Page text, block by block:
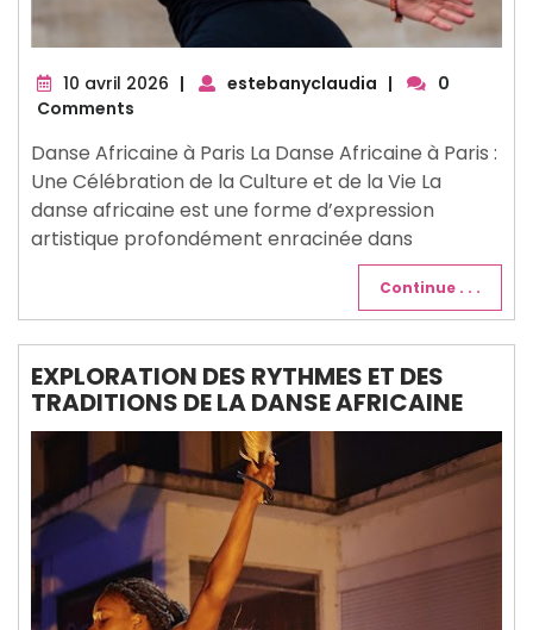
10 avril 2026 10| estebanyclaudia |
0
Comments
Danse Africaine à Paris La Danse Africaine à Paris :
Une Célébration de la Culture et de la Vie La
danse africaine est une forme d’expression
artistique profondément enracinée dans
Continue . . .
EXPLORATION DES RYTHMES ET DES
TRADITIONS DE LA DANSE AFRICAINE